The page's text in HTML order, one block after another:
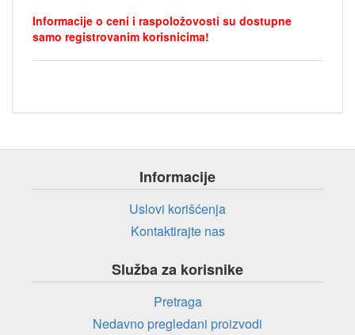
Informacije o ceni i raspoložovosti su dostupne
samo registrovanim korisnicima!
Informacije
Uslovi korišćenja
Kontaktirajte nas
Služba za korisnike
Pretraga
Nedavno pregledani proizvodi